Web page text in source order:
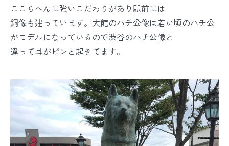
ここらへんに強いこだわりがあり駅前には
銅像も建っています。大館のハチ公像は若い頃のハチ公
がモデルになっているので渋谷のハチ公像と
違って耳がピンと起きてます。